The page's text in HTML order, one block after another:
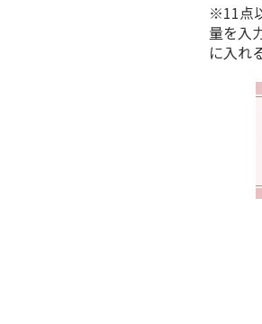
※11点
量を入
に入れ